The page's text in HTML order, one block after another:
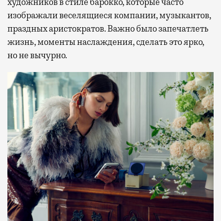
изображали веселящиеся компании, музыкантов,
праздных аристократов. Важно было запечатлеть
жизнь, моменты наслаждения, сделать это ярко,
но не вычурно.